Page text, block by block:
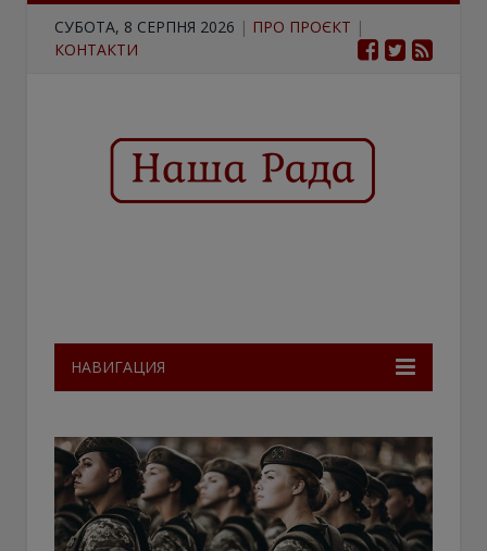
СУБОТА, 8 СЕРПНЯ 2026 | ПРО ПРОЄКТ |
КОНТАКТИ
НАВИГАЦИЯ